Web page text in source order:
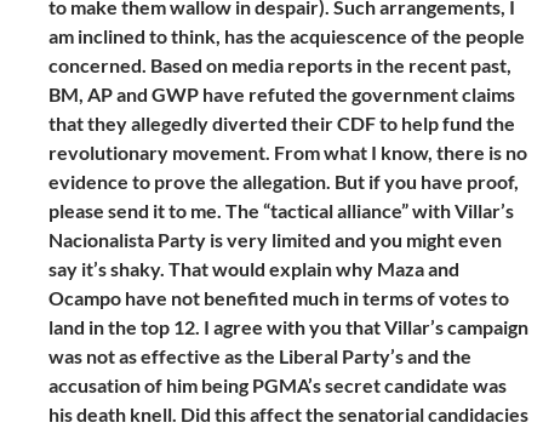
to make them wallow in despair). Such arrangements, I
am inclined to think, has the acquiescence of the people
concerned. Based on media reports in the recent past,
BM, AP and GWP have refuted the government claims
that they allegedly diverted their CDF to help fund the
revolutionary movement. From what I know, there is no
evidence to prove the allegation. But if you have proof,
please send it to me. The “tactical alliance” with Villar’s
Nacionalista Party is very limited and you might even
say it’s shaky. That would explain why Maza and
Ocampo have not benefited much in terms of votes to
land in the top 12. I agree with you that Villar’s campaign
was not as effective as the Liberal Party’s and the
accusation of him being PGMA’s secret candidate was
his death knell. Did this affect the senatorial candidacies